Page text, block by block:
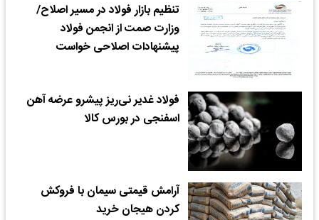
تنظیم بازار فولاد در مسیر اصلاح/
وزارت صمت از انجمن فولاد
پیشنهادات اصلاحی خواست
فولاد غدیر نی‌ریز پیشرو عرضه آهن
اسفنجی در بورس کالا
آرامش قیمتی سیمان با فروکش
کردن هیجان خرید